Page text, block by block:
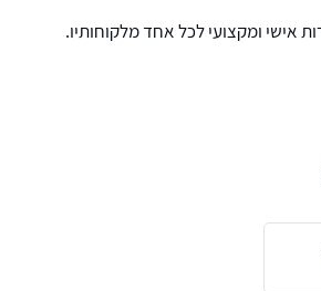
אישי ומקצועי לכל אחד מלקוחותיו.